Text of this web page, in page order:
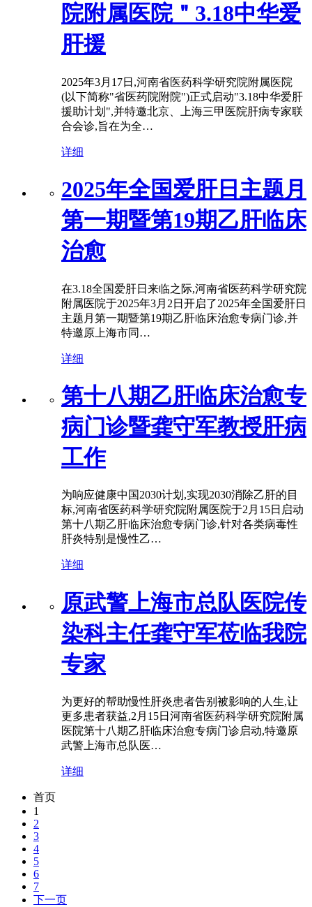
院附属医院＂3.18中华爱
肝援
2025年3月17日,河南省医药科学研究院附属医院
(以下简称"省医药院附院")正式启动"3.18中华爱肝
援助计划",并特邀北京、上海三甲医院肝病专家联
合会诊,旨在为全…
详细
2025年全国爱肝日主题月
第一期暨第19期乙肝临床
治愈
在3.18全国爱肝日来临之际,河南省医药科学研究院
附属医院于2025年3月2日开启了2025年全国爱肝日
主题月第一期暨第19期乙肝临床治愈专病门诊,并
特邀原上海市同…
详细
第十八期乙肝临床治愈专
病门诊暨龚守军教授肝病
工作
为响应健康中国2030计划,实现2030消除乙肝的目
标,河南省医药科学研究院附属医院于2月15日启动
第十八期乙肝临床治愈专病门诊,针对各类病毒性
肝炎特别是慢性乙…
详细
原武警上海市总队医院传
染科主任龚守军莅临我院
专家
为更好的帮助慢性肝炎患者告别被影响的人生,让
更多患者获益,2月15日河南省医药科学研究院附属
医院第十八期乙肝临床治愈专病门诊启动,特邀原
武警上海市总队医…
详细
首页
1
2
3
4
5
6
7
下一页